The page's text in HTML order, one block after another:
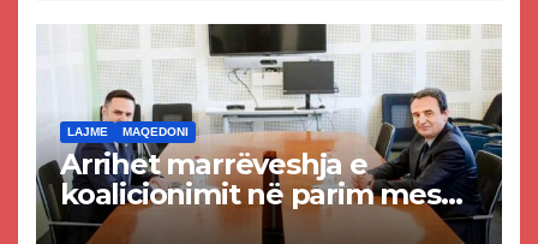
LAJME MAQEDONI
Arrihet marrëveshja e
koalicionimit në parim mes
Kurtit dhe Abdixhikut